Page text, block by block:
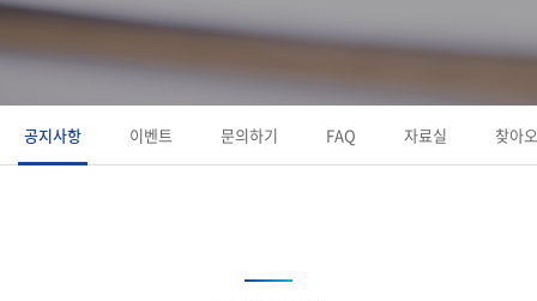
공지사항 이벤트 문의하기 FAQ 자료실 찾아